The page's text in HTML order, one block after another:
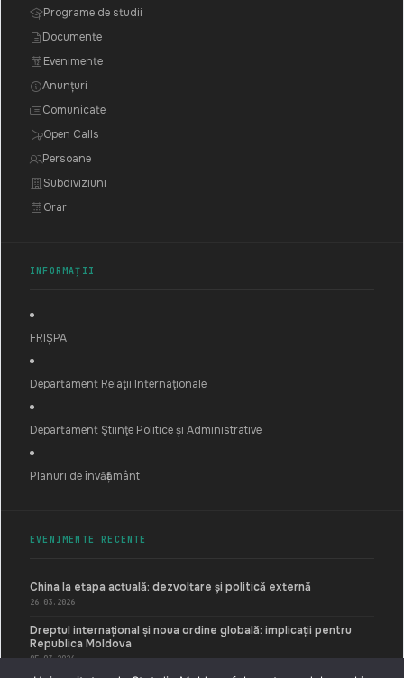
Programe de studii
Documente
Evenimente
Anunțuri
Comunicate
Open Calls
Persoane
Subdiviziuni
Orar
INFORMAȚII
FRIȘPA
Departament Relaţii Internaţionale
Departament Ştiinţe Politice și Administrative
Planuri de învățământ
EVENIMENTE RECENTE
China la etapa actuală: dezvoltare și politică externă
26.03.2026
Dreptul internațional și noua ordine globală: implicații pentru
Republica Moldova
05.03.2026